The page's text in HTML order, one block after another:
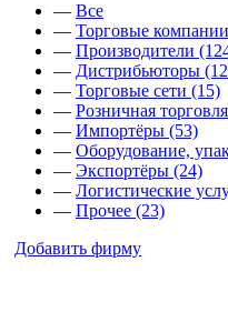
— Все
— Торговые
— Производители
— Дистрибьюторы
— Торговые сети (15)
— Розничная
— Импортёры (53)
— Оборудование,
— Экспортёры (24)
— Логистические
— Прочее (23)
Добавить фирму